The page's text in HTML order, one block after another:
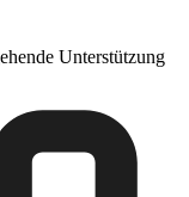
Unterstützung